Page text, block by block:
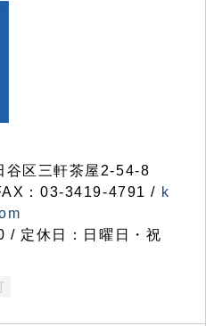
区三軒茶屋2-54-8
：03-3419-4791 / k
/ 定休日：日曜日・祝